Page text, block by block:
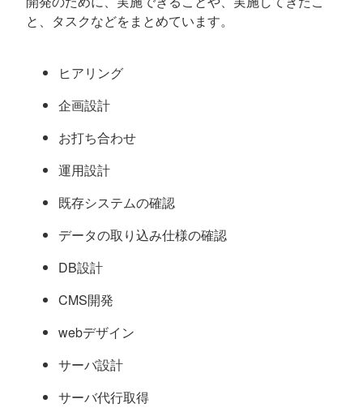
と、タスクなどをまとめています。
ヒアリング
企画設計
お打ち合わせ
運用設計
既存システムの確認
データの取り込み仕様の確認
DB設計
CMS開発
webデザイン
サーバ設計
サーバ代行取得